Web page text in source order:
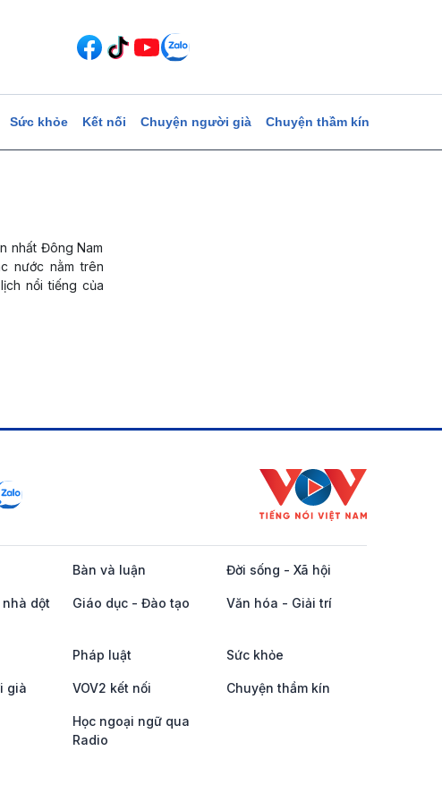
Sức khỏe Kết nối Chuyện người già Chuyện thầm kín
nhất Đông Nam
nước nằm trên
nổi tiếng của
Bàn và luận Đời sống - Xã hội
nhà dột
Giáo dục - Đào tạo Văn hóa - Giải trí
Pháp luật Sức khỏe
già VOV2 kết nối Chuyện thầm kín
Học ngoại ngữ qua
Radio